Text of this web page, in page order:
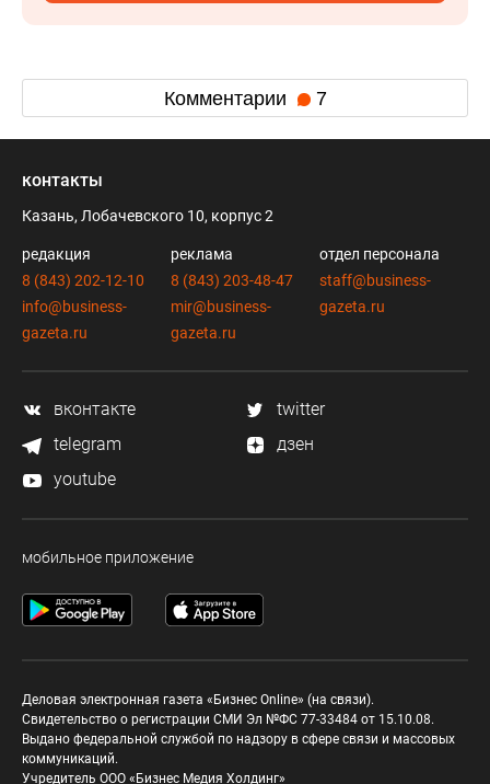
Комментарии 7
контакты
Казань, Лобачевского 10, корпус 2
редакция
8 (843) 202-12-10
info@business-
gazeta.ru
реклама
8 (843) 203-48-47
mir@business-
gazeta.ru
отдел персонала
staff@business-
gazeta.ru
вконтакте
twitter
telegram
дзен
youtube
мобильное приложение
Деловая электронная газета «Бизнес Online» (на связи).
Свидетельство о регистрации СМИ Эл №ФС 77-33484 от 15.10.08.
Выдано федеральной службой по надзору в сфере связи и массовых
коммуникаций.
Учредитель ООО «Бизнес Медия Холдинг»